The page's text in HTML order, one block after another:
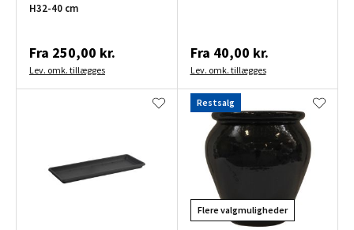
H32-40 cm
Fra 250,00 kr.
Lev. omk. tillægges
Fra 40,00 kr.
Lev. omk. tillægges
Restsalg
Flere valgmuligheder